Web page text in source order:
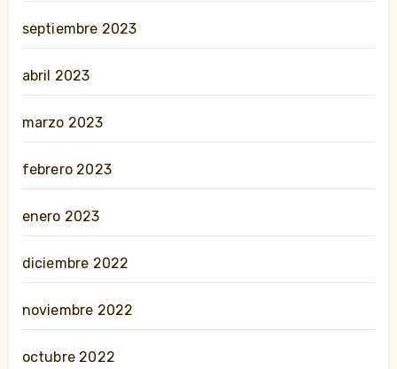
septiembre 2023
abril 2023
marzo 2023
febrero 2023
enero 2023
diciembre 2022
noviembre 2022
octubre 2022